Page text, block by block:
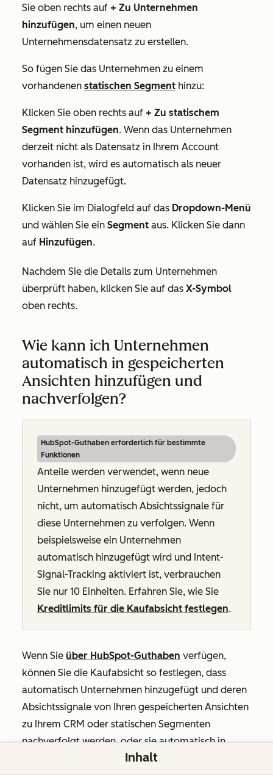
Sie oben rechts auf + Zu Unternehmen
hinzufügen, um einen neuen
Unternehmensdatensatz zu erstellen.
So fügen Sie das Unternehmen zu einem
vorhandenen statischen Segment hinzu:
Klicken Sie oben rechts auf + Zu statischem
Segment hinzufügen. Wenn das Unternehmen
derzeit nicht als Datensatz in Ihrem Account
vorhanden ist, wird es automatisch als neuer
Datensatz hinzugefügt.
Klicken Sie im Dialogfeld auf das Dropdown-Menü
und wählen Sie ein Segment aus. Klicken Sie dann
auf Hinzufügen.
Nachdem Sie die Details zum Unternehmen
überprüft haben, klicken Sie auf das X-Symbol
oben rechts.
Wie kann ich Unternehmen
automatisch in gespeicherten
Ansichten hinzufügen und
nachverfolgen?
HubSpot-Guthaben erforderlich für bestimmte
Funktionen
Anteile werden verwendet, wenn neue
Unternehmen hinzugefügt werden, jedoch
nicht, um automatisch Absichtssignale für
diese Unternehmen zu verfolgen. Wenn
beispielsweise ein Unternehmen
automatisch hinzugefügt wird und Intent-
Signal-Tracking aktiviert ist, verbrauchen
Sie nur 10 Einheiten. Erfahren Sie, wie Sie
Kreditlimits für die Kaufabsicht festlegen.
Wenn Sie über HubSpot-Guthaben verfügen,
können Sie die Kaufabsicht so festlegen, dass
automatisch Unternehmen hinzugefügt und deren
Absichtssignale von Ihren gespeicherten Ansichten
zu Ihrem CRM oder statischen Segmenten
nachverfolgt werden, oder sie automatisch in
Workflows aufgenommen werden.
Inhalt